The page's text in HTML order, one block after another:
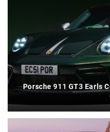
Porsche 911 GT3 Earls